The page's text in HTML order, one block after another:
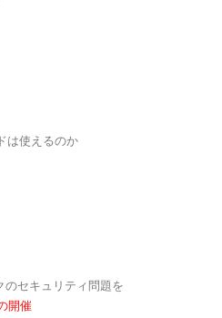
使えるのか
セキュリティ問題を
開催